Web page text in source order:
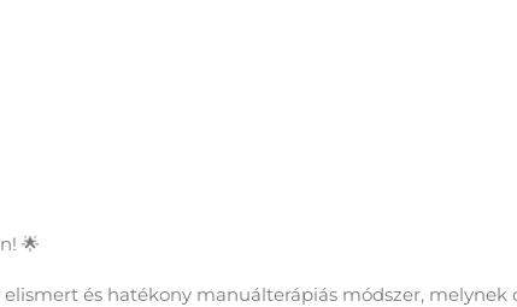
🌟
és hatékony manuálterápiás módszer, melynek